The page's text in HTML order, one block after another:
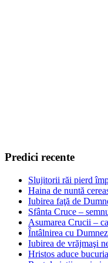
Predici recente
Slujitorii răi pierd
Haina de nuntă
Iubirea faţă de
Sfânta Cruce –
Asumarea Crucii –
Întâlnirea cu
Iubirea de vrăjmaşi
Hristos aduce